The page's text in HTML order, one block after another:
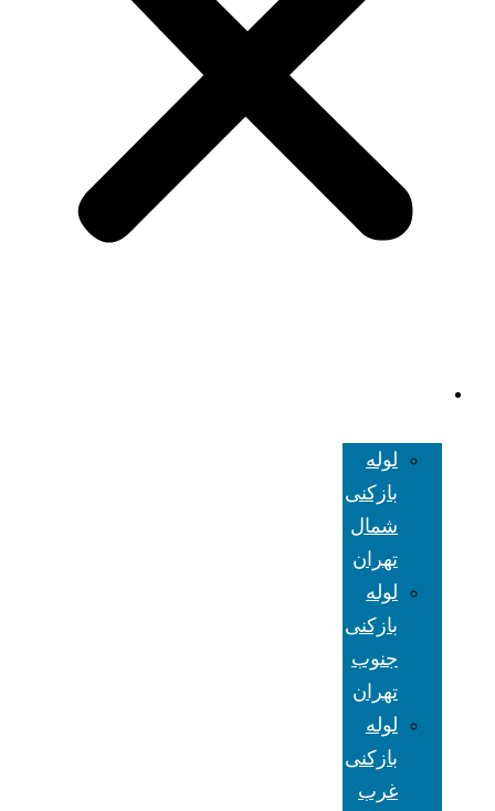
لوله
بازکنی
شمال
تهران
لوله
بازکنی
جنوب
تهران
لوله
بازکنی
غرب